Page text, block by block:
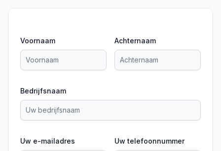
Voornaam Achternaam
Bedrijfsnaam
Uw e-mailadres Uw telefoonnummer